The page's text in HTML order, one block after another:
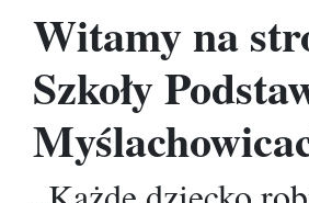
Witamy na
Szkoły